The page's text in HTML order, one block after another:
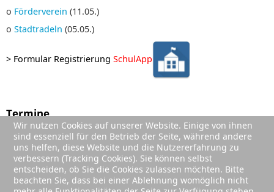
o Förderverein (11.05.)
o Stadtradeln (05.05.)
> Formular Registrierung SchulApp
Termine
01. Sep. 2026 ;
Sommerferien (Ende)
02. Sep. 2026 ;
1. Schultag Jg. 2-4
03. Sep. 2026;
Wir nutzen Cookies auf unserer Website. Einige von ihnen
sind essenziell für den Betrieb der Seite, während andere
uns helfen, diese Website und die Nutzererfahrung zu
verbessern (Tracking Cookies). Sie können selbst
entscheiden, ob Sie die Cookies zulassen möchten. Bitte
beachten Sie, dass bei einer Ablehnung womöglich nicht